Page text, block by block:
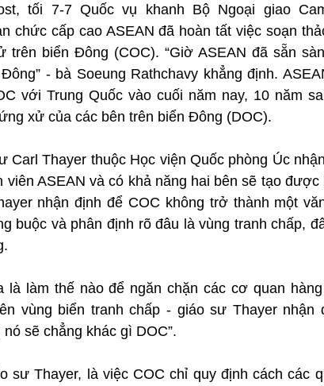
tối 7-7 Quốc vụ khanh Bộ Ngoại giao
chức cấp cao ASEAN đã hoàn tất việc soạn
trên biển Đông (COC). “Giờ ASEAN đã sẵn
- bà Soeung Rathchavy khẳng định.
với Trung Quốc vào cuối năm nay, 10 năm
xử của các bên trên biển Đông (DOC).
Carl Thayer thuộc Học viện Quốc phòng Úc
viên ASEAN và có khả năng hai bên sẽ tạo
nhận định để COC không trở thành một
buộc và phân định rõ đâu là vùng tranh chấp,
là làm thế nào để ngăn chặn các cơ quan
vùng biển tranh chấp - giáo sư Thayer nhận
sẽ chẳng khác gì DOC”.
sư Thayer, là việc COC chỉ quy định cách các